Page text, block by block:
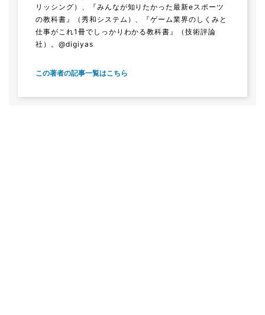
リッシング）、『みんなが知りたかった最新eスポーツ
の教科書』（秀和システム）、『ゲーム業界のしくみと
仕事がこれ1冊でしっかりわかる教科書』（技術評論
社）。@digiyas
この著者の記事一覧はこちら